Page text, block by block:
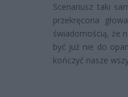
Scenariusz taki
przekręcona
świadomością, że
być już nie do
kończyć nasze